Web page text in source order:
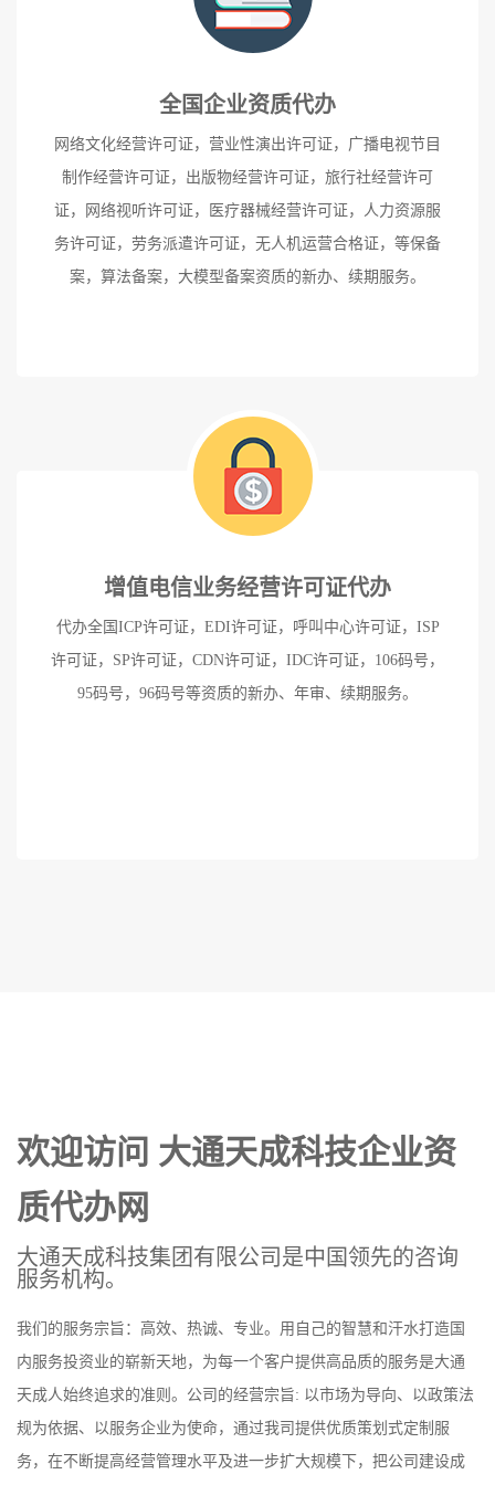
全国企业资质代办
网络文化经营许可证，营业性演出许可证，广播电视节目
制作经营许可证，出版物经营许可证，旅行社经营许可
证，网络视听许可证，医疗器械经营许可证，人力资源服
务许可证，劳务派遣许可证，无人机运营合格证，等保备
案，算法备案，大模型备案资质的新办、续期服务。
增值电信业务经营许可证代办
代办全国ICP许可证，EDI许可证，呼叫中心许可证，ISP
许可证，SP许可证，CDN许可证，IDC许可证，106码号，
95码号，96码号等资质的新办、年审、续期服务。
欢迎访问 大通天成科技企业资
质代办网
大通天成科技集团有限公司是中国领先的咨询
服务机构。
我们的服务宗旨：高效、热诚、专业。用自己的智慧和汗水打造国
内服务投资业的崭新天地，为每一个客户提供高品质的服务是大通
天成人始终追求的准则。公司的经营宗旨: 以市场为导向、以政策法
规为依据、以服务企业为使命，通过我司提供优质策划式定制服
务，在不断提高经营管理水平及进一步扩大规模下，把公司建设成